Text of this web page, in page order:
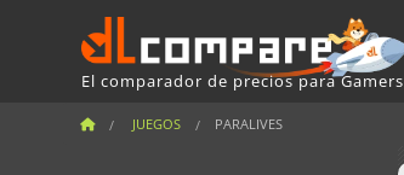
El comparador de precios para Gamers
JUEGOS PARALIVES